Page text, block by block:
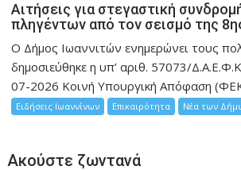
Αιτήσεις για στεγαστική
πληγέντων από τον σεισμό της
Ο Δήμος Ιωαννιτών ενημερώνει τους
δημοσιεύθηκε η υπ’ αριθ. 57073/
07-2026 Κοινή Υπουργική Απόφαση
Ειδήσεις Ιωαννίνων Επικαιρότητα Νέα των
Ακούστε ζωντανά